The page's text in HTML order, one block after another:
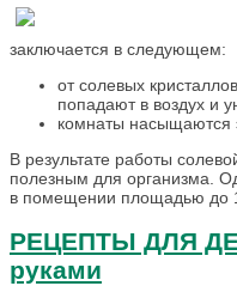
заключается в следующем:
от солевых
попадают в воздух и
комнаты насыщаются
В результате работы
полезным для организма.
в помещении площадью до
РЕЦЕПТЫ ДЛЯ
руками